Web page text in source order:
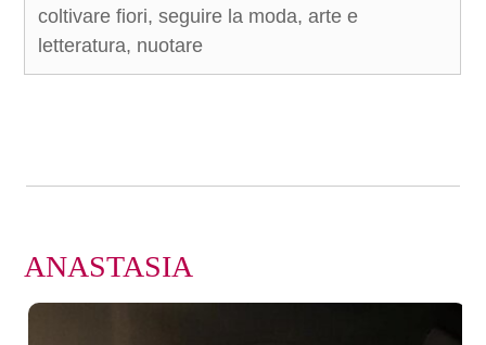
coltivare fiori, seguire la moda, arte e
letteratura, nuotare
ANASTASIA